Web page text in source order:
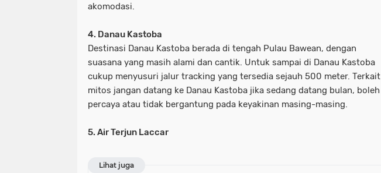
akomodasi.
4. Danau Kastoba
Destinasi Danau Kastoba berada di tengah Pulau Bawean, dengan
suasana yang masih alami dan cantik. Untuk sampai di Danau Kastoba
cukup menyusuri jalur tracking yang tersedia sejauh 500 meter. Terkait
mitos jangan datang ke Danau Kastoba jika sedang datang bulan, boleh
percaya atau tidak bergantung pada keyakinan masing-masing.
5. Air Terjun Laccar
Lihat juga